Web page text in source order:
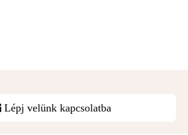
Lépj velünk kapcsolatba